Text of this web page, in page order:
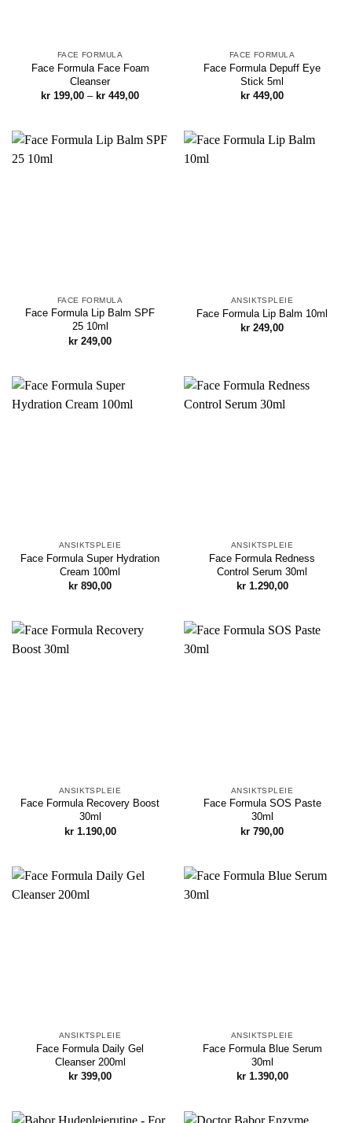
FACE FORMULA
Face Formula Face Foam
Cleanser
kr 199,00 – kr 449,00Prisområde:
FACE FORMULA
Face Formula Depuff Eye
Stick 5ml
kr 449,00
FACE FORMULA
Face Formula Lip Balm SPF
25 10ml
kr 249,00
ANSIKTSPLEIE
Face Formula Lip Balm 10ml
kr 249,00
ANSIKTSPLEIE
Face Formula Super Hydration
Cream 100ml
kr 890,00
ANSIKTSPLEIE
Face Formula Redness
Control Serum 30ml
kr1.290,00
ANSIKTSPLEIE
Face Formula Recovery Boost
30ml
kr1.190,00
ANSIKTSPLEIE
Face Formula SOS Paste
30ml
kr 790,00
ANSIKTSPLEIE
Face Formula Daily Gel
Cleanser 200ml
kr 399,00
ANSIKTSPLEIE
Face Formula Blue Serum
30ml
kr1.390,00